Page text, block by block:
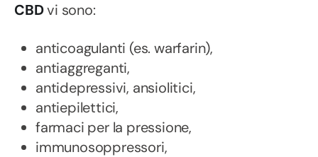
CBDvi sono:
anticoagulanti (es. warfarin),
antiaggreganti,
antidepressivi, ansiolitici,
antiepilettici,
farmaci per la pressione,
immunosoppressori,